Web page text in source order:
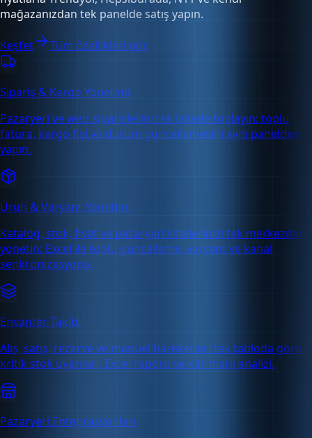
Keşfet Tüm özellikleri gör
Sipariş & Kargo Yönetimi
Pazaryeri ve web siparişlerini tek listede toplayın; toplu
fatura, kargo fişi ve durum güncellemesini aynı panelden
yapın.
Ürün & Varyant Yönetimi
Katalog, stok, fiyat ve pazaryeri listelerinizi tek merkezden
yönetin; Excel ile toplu güncelleme, varyant ve kanal
senkronizasyonu.
Envanter Takibi
Alış, satış, rezerve ve manuel hareketleri tek tabloda görün;
kritik stok uyarıları, Excel raporu ve kâr marjı analizi.
Pazaryeri Entegrasyonları
Trendyol, N11, Hepsiburada ve Pazarama: ürün bazında